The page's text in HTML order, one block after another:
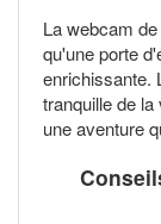
La webcam
qu'une porte
enrichissante.
tranquille de
une aventure